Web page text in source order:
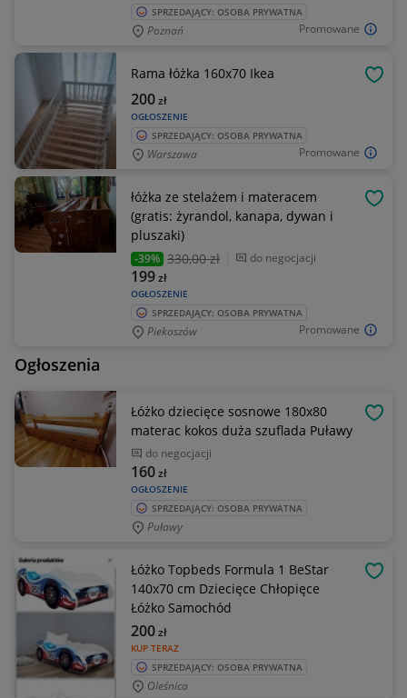
Promowane
SPRZEDAJĄCY: OSOBA PRYWATNA
Poznań
Promowane
Rama łóżka 160x70 Ikea
OGŁOSZENIE
200zł
SPRZEDAJĄCY: OSOBA PRYWATNA
Warszawa
Promowane
łóżka ze stelażem i materacem
(gratis: żyrandol, kanapa, dywan i
pluszaki)
-39% 330,00 zł do negocjacji
OGŁOSZENIE
199zł
SPRZEDAJĄCY: OSOBA PRYWATNA
Piekoszów
Ogłoszenia
Łóżko dziecięce sosnowe 180x80
materac kokos duża szuflada Puławy
do negocjacji
OGŁOSZENIE
160zł
SPRZEDAJĄCY: OSOBA PRYWATNA
Puławy
Łóżko Topbeds Formula 1 BeStar
140x70 cm Dziecięce Chłopięce
Łóżko Samochód
KUP TERAZ
200zł
SPRZEDAJĄCY: OSOBA PRYWATNA
Oleśnica